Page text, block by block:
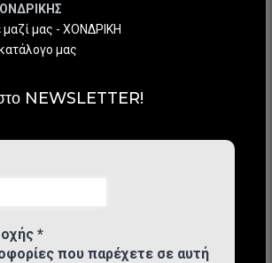
μαζί μας - ΧΟΝΔΡΙΚΗ
μας
NEWSLETTER!
*
που παρέχετε σε αυτή